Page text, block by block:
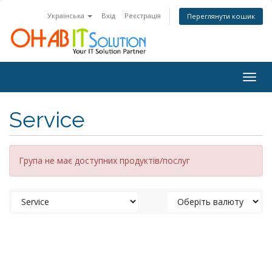
Українська Вхід Реєстрація Переглянути кошик
Service
Група не має доступних продуктів/послуг